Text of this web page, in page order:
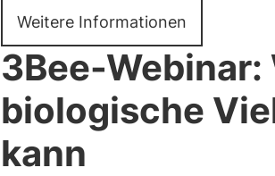
Weitere Informationen
3Bee-Webinar:
biologische
kann